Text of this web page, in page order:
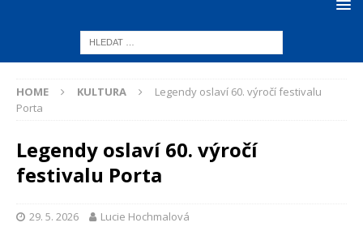
HOME KULTURA
Legendy oslaví 60. výročí festivalu
Porta
Legendy oslaví 60. výročí
festivalu Porta
29. 5. 2026 Lucie Hochmalová